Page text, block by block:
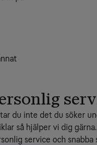
du inte det du söker
så hjälper vi dig
service och snabba